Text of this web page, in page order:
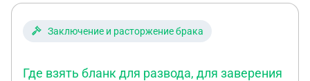
Заключение и расторжение брака
Где взять бланк для развода, для заверения